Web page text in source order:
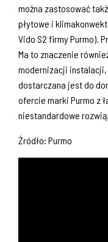
można zastosować
płytowe i
Vido S2 firmy Purmo).
Ma to znaczenie
modernizacji instalacji,
dostarczana jest do
ofercie marki Purmo z
niestandardowe
Źródło: Purmo